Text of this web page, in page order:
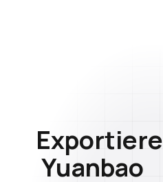
Exportiere
Yuanbao